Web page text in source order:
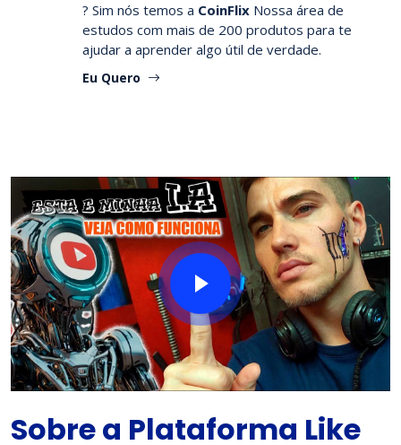
? Sim nós temos a CoinFlix Nossa área de
estudos com mais de 200 produtos para te
ajudar a aprender algo útil de verdade.
Eu Quero
Sobre a Plataforma Like